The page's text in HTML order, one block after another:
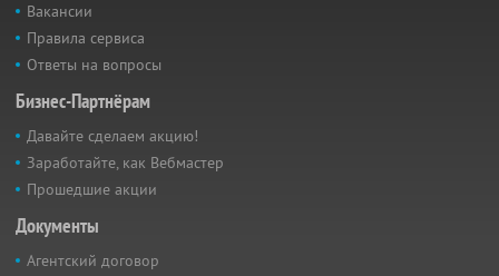
Вакансии
Правила сервиса
Ответы на вопросы
Бизнес-Партнёрам
Давайте сделаем акцию!
Заработайте, как Вебмастер
Прошедшие акции
Документы
Агентский договор